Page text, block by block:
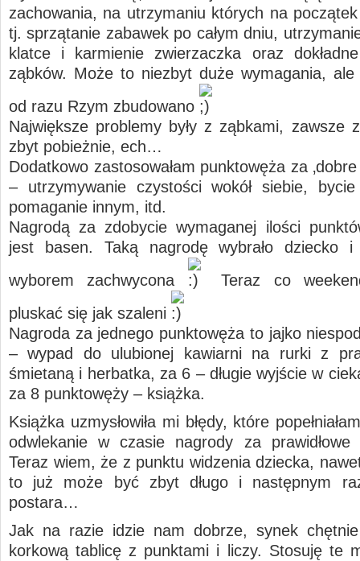
zachowania, na utrzymaniu których na początek
tj. sprzątanie zabawek po całym dniu,
klatce i karmienie zwierzaczka oraz
ząbków. Może to niezbyt duże wymagania,
od razu Rzym zbudowano
Największe problemy były z ząbkami, zawsze
zbyt pobieżnie, ech…
Dodatkowo zastosowałam punktowęża za ‚dobre
– utrzymywanie czystości wokół siebie,
pomaganie innym, itd.
Nagrodą za zdobycie wymaganej ilości
jest basen. Taką nagrodę wybrało dziecko
wyborem zachwycona
Teraz co
pluskać się jak szaleni
Nagroda za jednego punktowęża to jajko
– wypad do ulubionej kawiarni na rurki z
śmietaną i herbatka, za 6 – długie wyjście w
za 8 punktowęży – książka.
Książka uzmysłowiła mi błędy, które
odwlekanie w czasie nagrody za prawidłowe
Teraz wiem, że z punktu widzenia dziecka,
to już może być zbyt długo i następnym
postara…
Jak na razie idzie nam dobrze, synek
korkową tablicę z punktami i liczy. Stosuję te